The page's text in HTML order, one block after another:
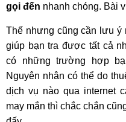
gọi đến nhanh chóng. Bài
Thế nhưng cũng cần lưu ý
giúp bạn tra được tất cả
có những trường hợp
Nguyên nhân có thể do
dịch vụ nào qua internet
may mắn thì chắc chắn